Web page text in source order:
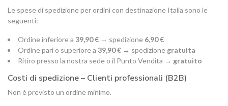
Le spese di spedizione per ordini con destinazione Italia sono le
seguenti:
Ordine inferiore a 39,90 € → spedizione 6,90 €
Ordine pari o superiore a 39,90 € → spedizione gratuita
Ritiro presso la nostra sede o il Punto Vendita → gratuito
Costi di spedizione – Clienti professionali (B2B)
Non è previsto un ordine minimo.